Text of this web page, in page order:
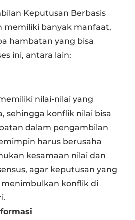
Keputusan Berbasis
memiliki banyak manfaat,
hambatan yang bisa
ini, antara lain:
nilai-nilai yang
sehingga konflik nilai bisa
dalam pengambilan
harus berusaha
kesamaan nilai dan
agar keputusan yang
konflik di